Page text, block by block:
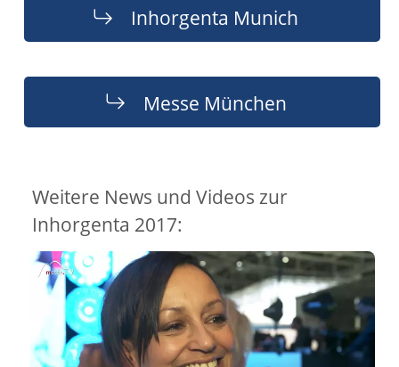
Inhorgenta Munich
Messe München
Weitere News und Videos zur
Inhorgenta 2017: